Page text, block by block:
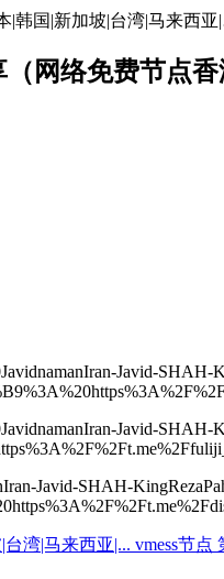
|韩国|新加坡|台湾|马来西
网络免费节点香
Javid-
Javid-
Javid-SHAH-